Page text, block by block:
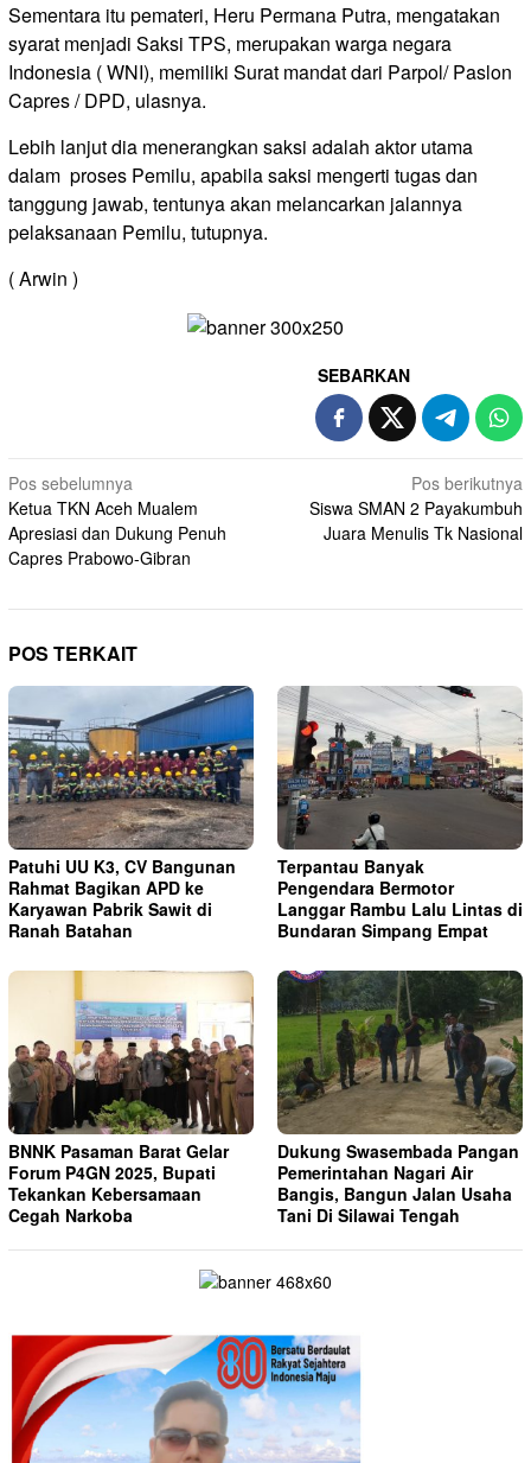
Sementara itu pemateri, Heru Permana Putra, mengatakan
syarat menjadi Saksi TPS, merupakan warga negara
Indonesia ( WNI), memiliki Surat mandat dari Parpol/ Paslon
Capres / DPD, ulasnya.
Lebih lanjut dia menerangkan saksi adalah aktor utama
dalam proses Pemilu, apabila saksi mengerti tugas dan
tanggung jawab, tentunya akan melancarkan jalannya
pelaksanaan Pemilu, tutupnya.
( Arwin )
SEBARKAN
Navigasi
pos
Pos sebelumnya
Ketua TKN Aceh Mualem
Apresiasi dan Dukung Penuh
Capres Prabowo-Gibran
Pos berikutnya
Siswa SMAN 2 Payakumbuh
Juara Menulis Tk Nasional
POS TERKAIT
Patuhi UU K3, CV Bangunan
Rahmat Bagikan APD ke
Karyawan Pabrik Sawit di
Ranah Batahan
Terpantau Banyak
Pengendara Bermotor
Langgar Rambu Lalu Lintas di
Bundaran Simpang Empat
BNNK Pasaman Barat Gelar
Forum P4GN 2025, Bupati
Tekankan Kebersamaan
Cegah Narkoba
Dukung Swasembada Pangan
Pemerintahan Nagari Air
Bangis, Bangun Jalan Usaha
Tani Di Silawai Tengah